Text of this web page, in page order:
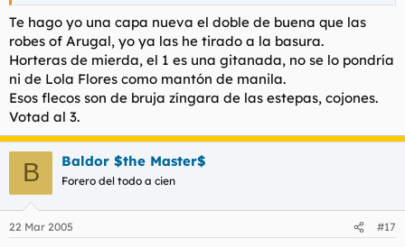
Te hago yo una capa nueva el doble de buena que las
robes of Arugal, yo ya las he tirado a la basura.
Horteras de mierda, el 1 es una gitanada, no se lo pondría
ni de Lola Flores como mantón de manila.
Esos flecos son de bruja zíngara de las estepas, cojones.
Votad al 3.
B Baldor $the Master$
Forero del todo a cien
22 Mar 2005 #17